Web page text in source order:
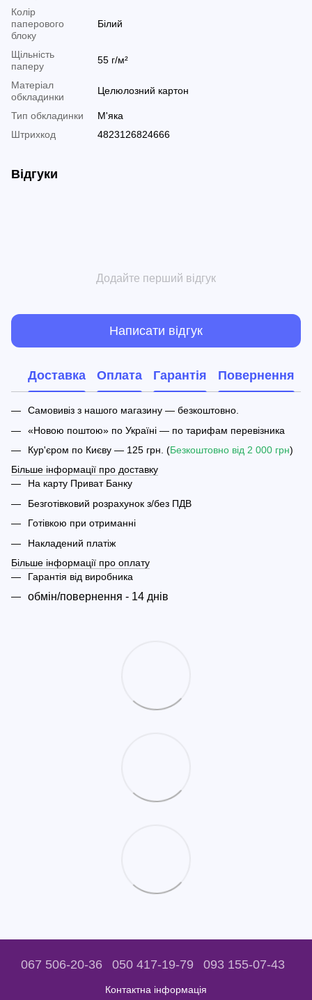
Колір
паперового
блоку
Білий
Щільність
паперу
55 г/м²
Матеріал
обкладинки
Целюлозний картон
Тип обкладинки
М'яка
Штрихкод
4823126824666
Відгуки
Додайте перший відгук
Написати відгук
Доставка Оплата Гарантія Повернення
Самовивіз з нашого магазину — безкоштовно.
«Новою поштою» по Україні — по тарифам перевізника
Кур'єром по Києву — 125 грн. (Безкоштовно від 2 000 грн)
Більше інформації про доставку
На карту Приват Банку
Безготівковий розрахунок з/без ПДВ
Готівкою при отриманні
Накладений платіж
Більше інформації про оплату
Гарантія від виробника
обмін/повернення - 14 днів
067 506-20-36 050 417-19-79 093 155-07-43
Контактна інформація